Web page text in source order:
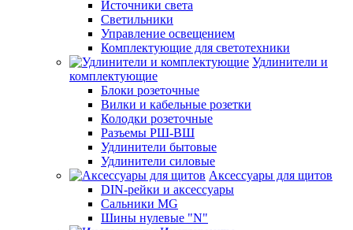
Источники света
Светильники
Управление освещением
Комплектующие для светотехники
Удлинители и
комплектующие
Блоки розеточные
Вилки и кабельные розетки
Колодки розеточные
Разъемы РШ-ВШ
Удлинители бытовые
Удлинители силовые
Аксессуары для щитов
DIN-рейки и аксессуары
Сальники MG
Шины нулевые "N"